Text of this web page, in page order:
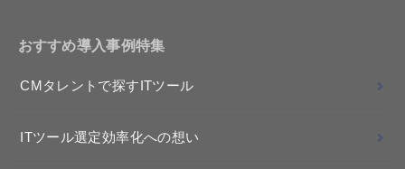
おすすめ導入事例特集
CMタレントで探すITツール
ITツール選定効率化への想い